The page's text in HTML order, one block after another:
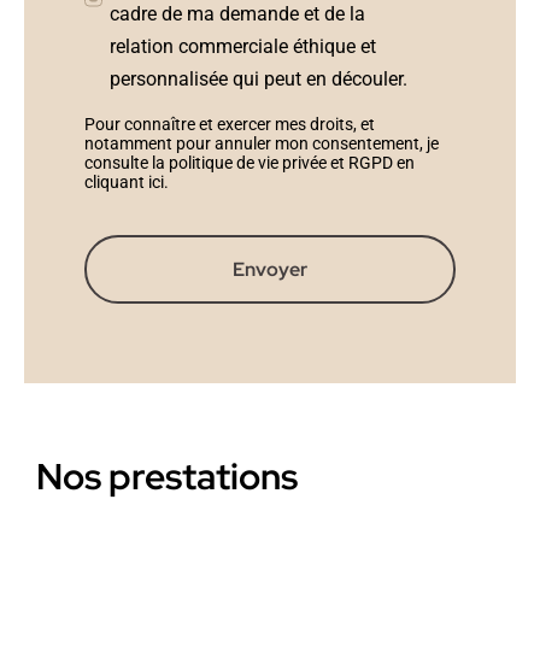
cadre de ma demande et de la
relation commerciale éthique et
personnalisée qui peut en découler.
Pour connaître et exercer mes droits, et
notamment pour annuler mon consentement, je
consulte la politique de vie privée et RGPD en
cliquant ici.
Envoyer
Nos prestations